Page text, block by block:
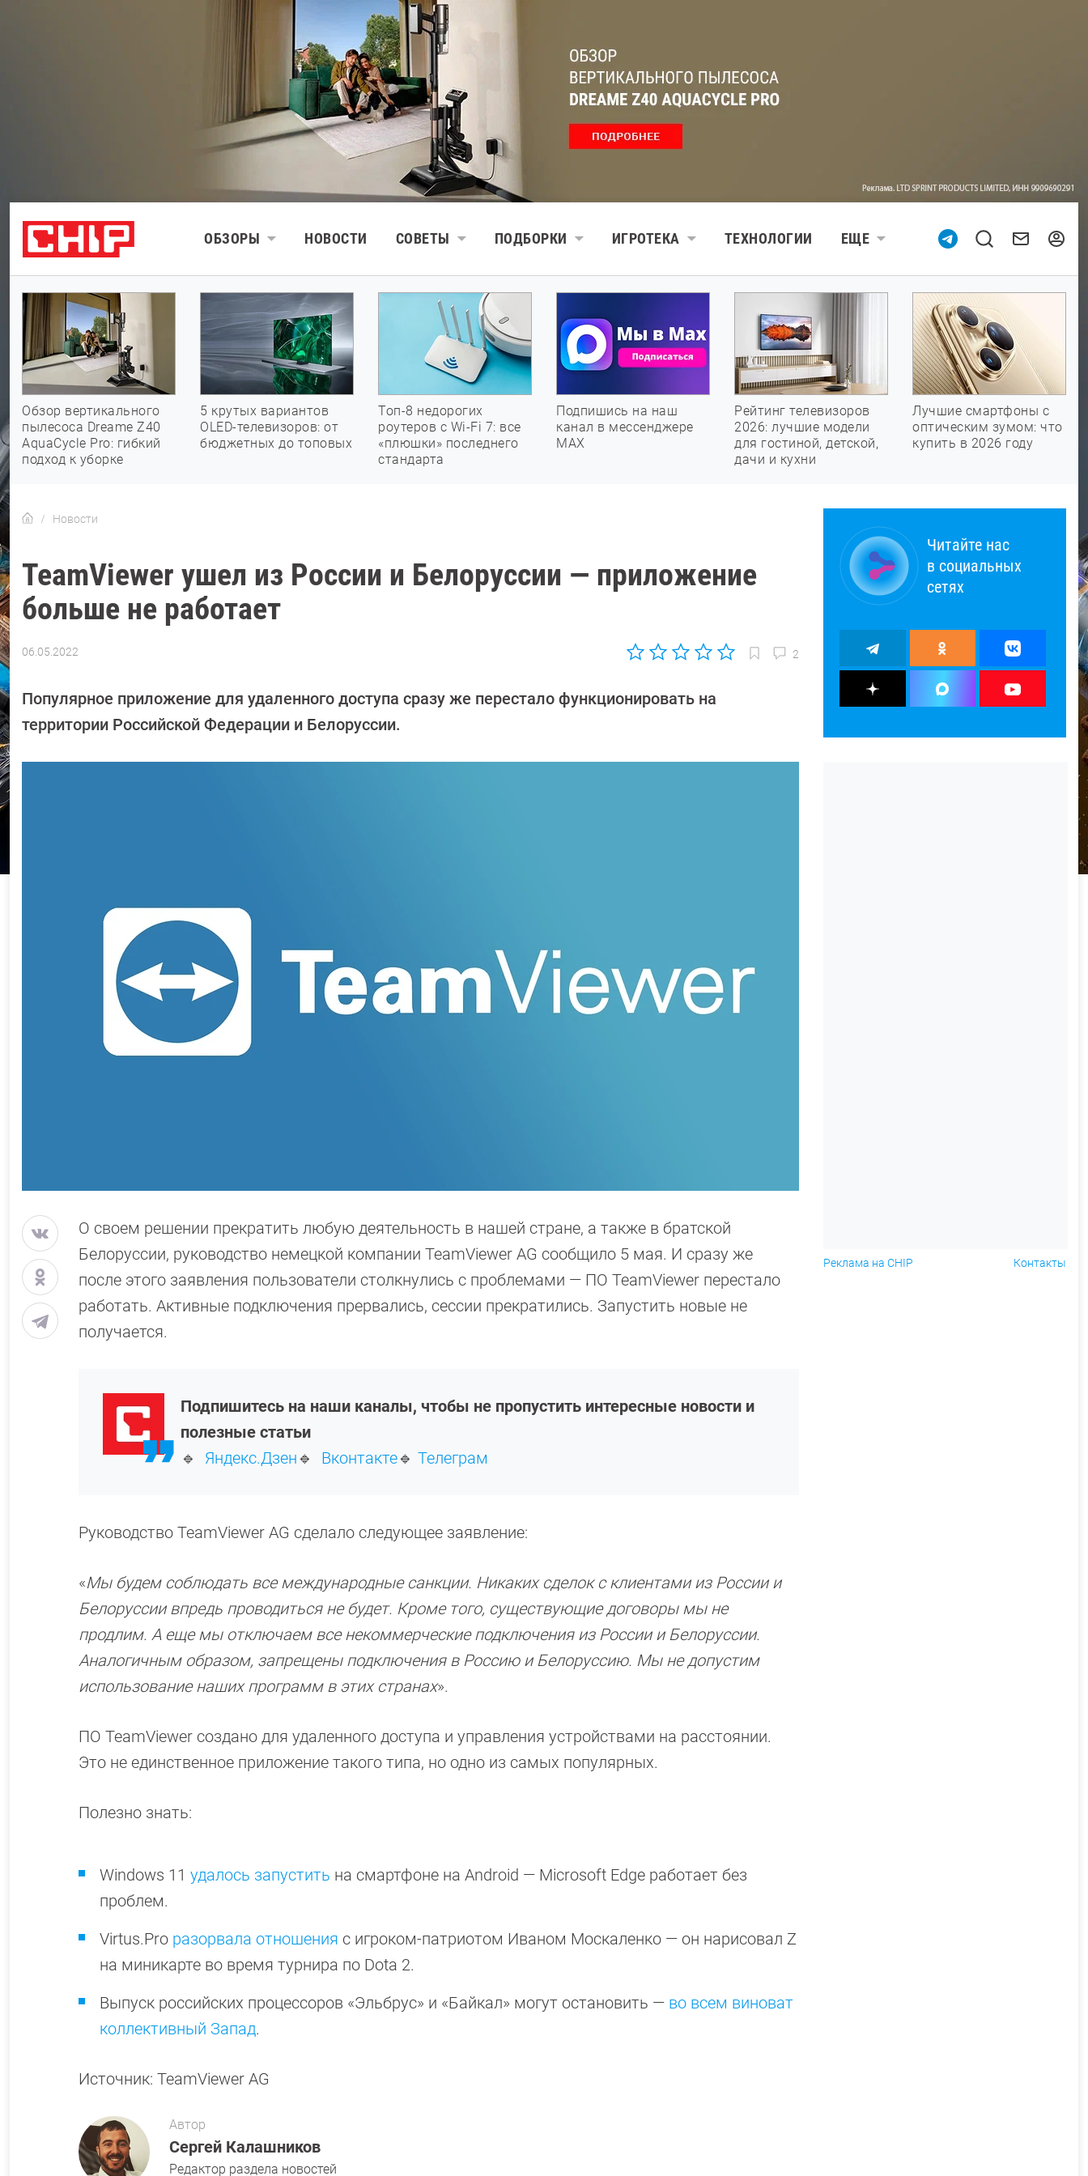
ОБЗОРЫ НОВОСТИ СОВЕТЫ ПОДБОРКИ ИГРОТЕКА ТЕХНОЛОГИИ ЕЩЕ
Обзор вертикального
пылесоса Dreame Z40
AquaCycle Pro: гибкий
подход к уборке
5 крутых вариантов
OLED-телевизоров: от
бюджетных до топовых
Топ-8 недорогих
роутеров с Wi-Fi 7: все
«плюшки» последнего
стандарта
Подпишись на наш
канал в мессенджере
МАХ
Рейтинг телевизоров
2026: лучшие модели
для гостиной, детской,
дачи и кухни
Лучшие смартфоны с
оптическим зумом: что
купить в 2026 году
Новости
TeamViewer ушел из России и Белоруссии — приложение
больше не работает
06.05.2022
Калашников
2
Популярное приложение для удаленного доступа сразу же перестало функционировать на
территории Российской Федерации и Белоруссии.
О своем решении прекратить любую деятельность в нашей стране, а также в братской
Белоруссии, руководство немецкой компании TeamViewer AG сообщило 5 мая. И сразу же
после этого заявления пользователи столкнулись с проблемами — ПО TeamViewer перестало
работать. Активные подключения прервались, сессии прекратились. Запустить новые не
получается.
Подпишитесь на наши каналы, чтобы не пропустить интересные новости и
полезные статьи
🔹 Яндекс.Дзен🔹 Вконтакте🔹 Телеграм
Руководство TeamViewer AG сделало следующее заявление:
«Мы будем соблюдать все международные санкции. Никаких сделок с клиентами из России и
Белоруссии впредь проводиться не будет. Кроме того, существующие договоры мы не
продлим. А еще мы отключаем все некоммерческие подключения из России и Белоруссии.
Аналогичным образом, запрещены подключения в Россию и Белоруссию. Мы не допустим
использование наших программ в этих странах».
ПО TeamViewer создано для удаленного доступа и управления устройствами на расстоянии.
Это не единственное приложение такого типа, но одно из самых популярных.
Полезно знать:
Windows 11 удалось запустить на смартфоне на Android — Microsoft Edge работает без
проблем.
Virtus.Pro разорвала отношения с игроком-патриотом Иваном Москаленко — он нарисовал Z
на миникарте во время турнира по Dota 2.
Выпуск российских процессоров «Эльбрус» и «Байкал» могут остановить — во всем виноват
коллективный Запад.
Источник: TeamViewer AG
Автор
Сергей Калашников
Редактор раздела новостей
Читайте нас
в социальных
сетях
Реклама на CHIP Контакты